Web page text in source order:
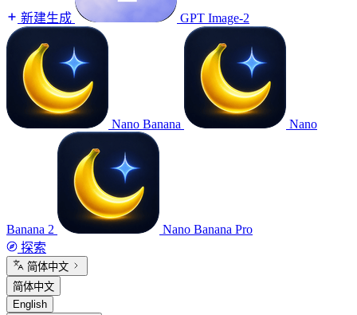
新建生成 GPT Image-2
Nano Banana Nano
Banana 2
Nano Banana Pro
探索
简体中文
简体中文
English